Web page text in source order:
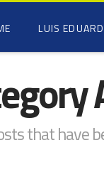
LUIS
that have